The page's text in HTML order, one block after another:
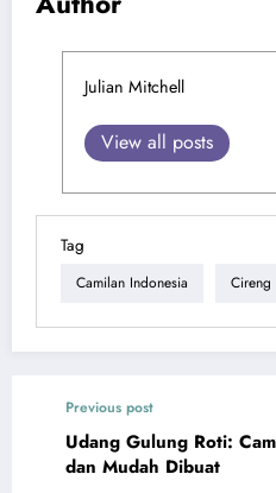
Julian Mitchell
View all posts
Tag
Camilan Indonesia Cireng
Previous post
Udang Gulung Roti:
dan Mudah Dibuat